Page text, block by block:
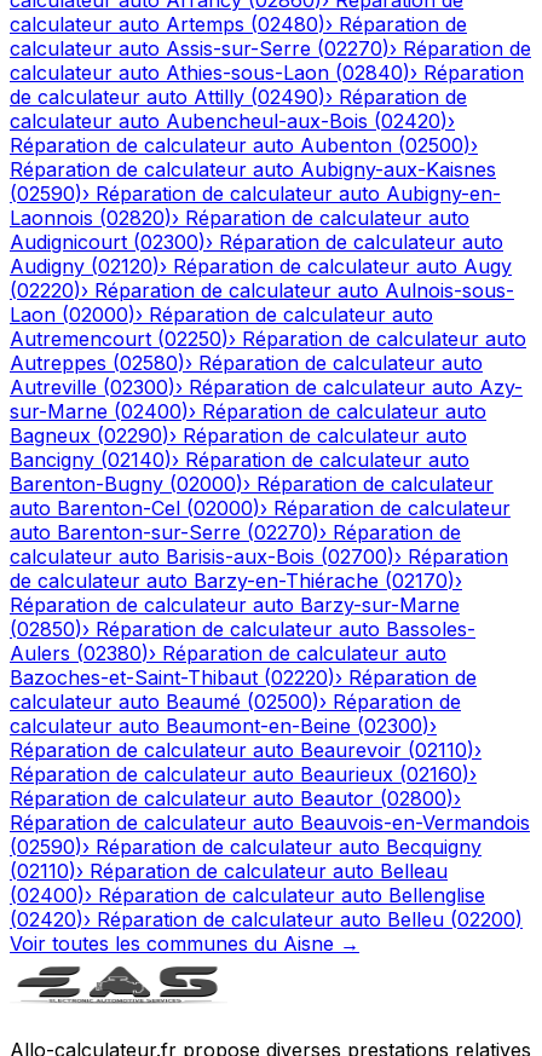
calculateur auto Artemps (02480)› Réparation de
calculateur auto Assis-sur-Serre (02270)› Réparation de
calculateur auto Athies-sous-Laon (02840)› Réparation
de calculateur auto Attilly (02490)› Réparation de
calculateur auto Aubencheul-aux-Bois (02420)›
Réparation de calculateur auto Aubenton (02500)›
Réparation de calculateur auto Aubigny-aux-Kaisnes
(02590)› Réparation de calculateur auto Aubigny-en-
Laonnois (02820)› Réparation de calculateur auto
Audignicourt (02300)› Réparation de calculateur auto
Audigny (02120)› Réparation de calculateur auto Augy
(02220)› Réparation de calculateur auto Aulnois-sous-
Laon (02000)› Réparation de calculateur auto
Autremencourt (02250)› Réparation de calculateur auto
Autreppes (02580)› Réparation de calculateur auto
Autreville (02300)› Réparation de calculateur auto Azy-
sur-Marne (02400)› Réparation de calculateur auto
Bagneux (02290)› Réparation de calculateur auto
Bancigny (02140)› Réparation de calculateur auto
Barenton-Bugny (02000)› Réparation de calculateur
auto Barenton-Cel (02000)› Réparation de calculateur
auto Barenton-sur-Serre (02270)› Réparation de
calculateur auto Barisis-aux-Bois (02700)› Réparation
de calculateur auto Barzy-en-Thiérache (02170)›
Réparation de calculateur auto Barzy-sur-Marne
(02850)› Réparation de calculateur auto Bassoles-
Aulers (02380)› Réparation de calculateur auto
Bazoches-et-Saint-Thibaut (02220)› Réparation de
calculateur auto Beaumé (02500)› Réparation de
calculateur auto Beaumont-en-Beine (02300)›
Réparation de calculateur auto Beaurevoir (02110)›
Réparation de calculateur auto Beaurieux (02160)›
Réparation de calculateur auto Beautor (02800)›
Réparation de calculateur auto Beauvois-en-Vermandois
(02590)› Réparation de calculateur auto Becquigny
(02110)› Réparation de calculateur auto Belleau
(02400)› Réparation de calculateur auto Bellenglise
(02420)› Réparation de calculateur auto Belleu (02200)
Voir toutes les communes du Aisne →
Allo-calculateur.fr propose diverses prestations relatives